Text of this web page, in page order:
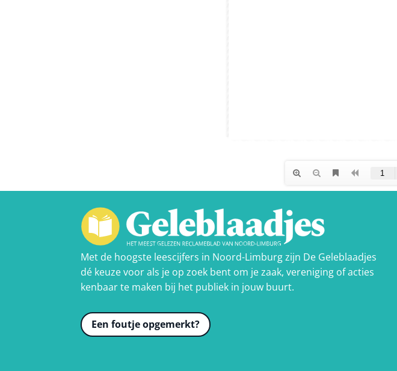
Met de hoogste leescijfers in Noord-Limburg zijn De Geleblaadjes
dé keuze voor als je op zoek bent om je zaak, vereniging of acties
kenbaar te maken bij het publiek in jouw buurt.
Een foutje opgemerkt?